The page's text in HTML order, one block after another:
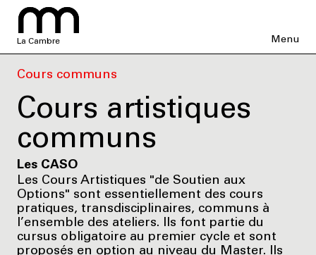
La Cambre Menu
Cours communs
Cours artistiques
communs
Les CASO
Les Cours Artistiques "de Soutien aux
Options" sont essentiellement des cours
pratiques, transdisciplinaires, communs à
l’ensemble des ateliers. Ils font partie du
cursus obligatoire au premier cycle et sont
proposés en option au niveau du Master. Ils